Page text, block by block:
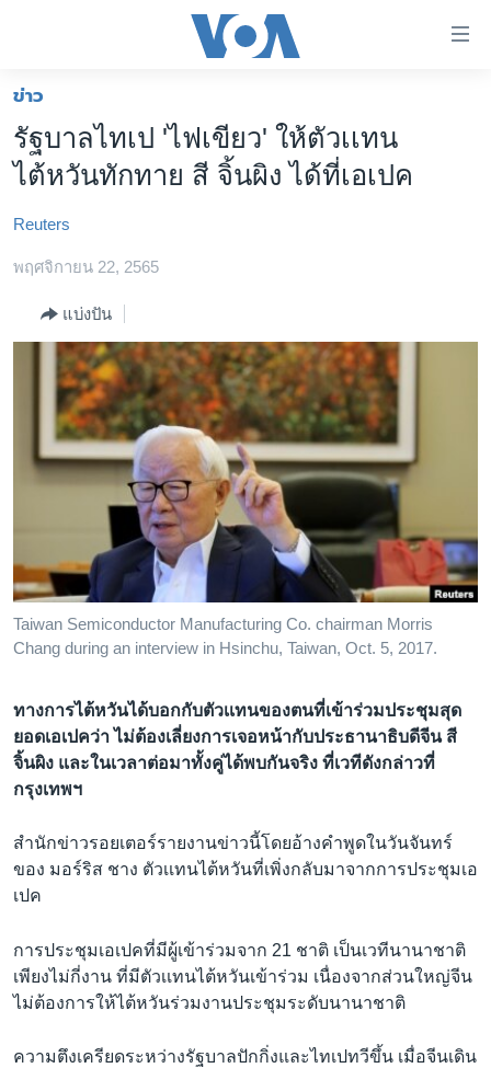
ต่อ
ข้าม
ไป
เนื้อหา
ข้าม
ไป
ข้าม
ค้นหา
โลก
เอเชีย
สหรัฐฯ
ไทย
ธุรกิจ
วิทยาศาสตร์
สังคมและสุขภาพ
ไลฟ์สไตล์
ตรวจสอบข่าว
เรียนรู้ภาษาอังกฤษ
พอดคาสต์
ติดตามเรา
เลือกภาษา
ข่าว
รัฐบาลไทเป 'ไฟเขียว' ให้ตัวเเทน
ไต้หวันทักทาย สี จิ้นผิง ได้ที่เอเปค
Reuters
พฤศจิกายน 22, 2565
แบ่งปัน
Taiwan Semiconductor Manufacturing Co. chairman Morris
Chang during an interview in Hsinchu, Taiwan, Oct. 5, 2017.
ทางการไต้หวันได้บอกกับตัวเเทนของตนที่เข้าร่วมประชุมสุด
ยอดเอเปคว่า ไม่ต้องเลี่ยงการเจอหน้ากับประธานาธิบดีจีน สี
จิ้นผิง และในเวลาต่อมาทั้งคู่ได้พบกันจริง ที่เวทีดังกล่าวที่
กรุงเทพฯ
สำนักข่าวรอยเตอร์รายงานข่าวนี้โดยอ้างคำพูดในวันจันทร์
ของ มอร์ริส ชาง ตัวเเทนไต้หวันที่เพิ่งกลับมาจากการประชุมเอ
เปค
การประชุมเอเปคที่มีผู้เข้าร่วมจาก 21 ชาติ เป็นเวทีนานาชาติ
เพียงไม่กี่งาน ที่มีตัวเเทนไต้หวันเข้าร่วม เนื่องจากส่วนใหญ่จีน
ไม่ต้องการให้ไต้หวันร่วมงานประชุมระดับนานาชาติ
ความตึงเครียดระหว่างรัฐบาลปักกิ่งและไทเปทวีขึ้น เมื่อจีนเดิน